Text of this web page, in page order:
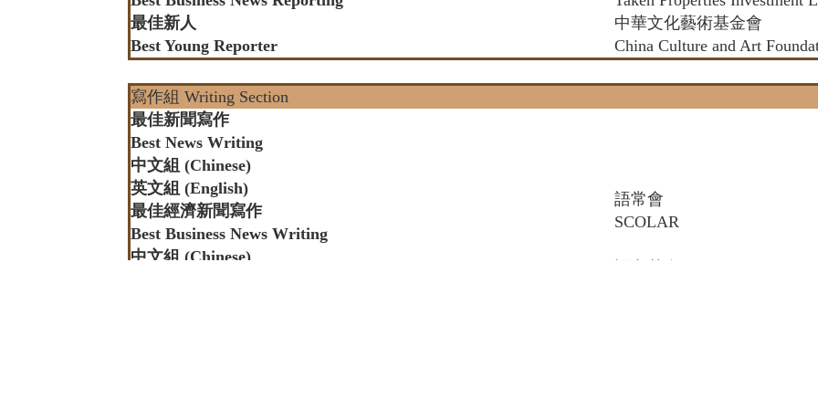
最佳新人
Best Young Reporter
中華文化藝術基金會
China Culture and Art
寫作組 Writing Section
最佳新聞寫作
Best News Writing
中文組 (Chinese)
英文組 (English)
語常會
SCOLAR
最佳經濟新聞寫作
Best Business News Writing
中文組 (Chinese)